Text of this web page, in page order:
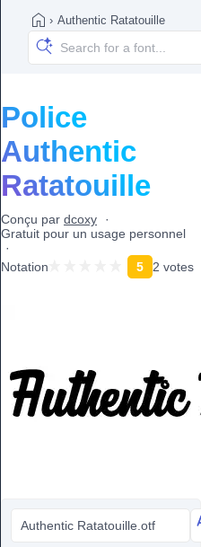
› Authentic Ratatouille
Police
Authentic
Ratatouille
Conçu par dcoxy
Gratuit pour un usage personnel
Notation 5 2 votes
Authentic Ratatouille.otf